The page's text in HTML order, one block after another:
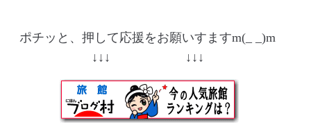
ポチッと、押して応援をお願いすますm(_ _)m
↓↓↓ ↓↓↓